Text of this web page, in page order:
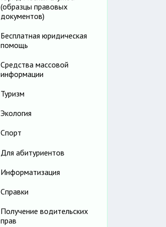
(образцы правовых
документов)
Бесплатная юридическая
помощь
Средства массовой
информации
Туризм
Экология
Спорт
Для абитуриентов
Информатизация
Справки
Получение водительских
прав